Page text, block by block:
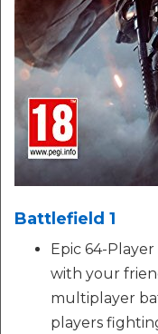
Battlefield 1
Epic 64-
with your
multiplayer
players